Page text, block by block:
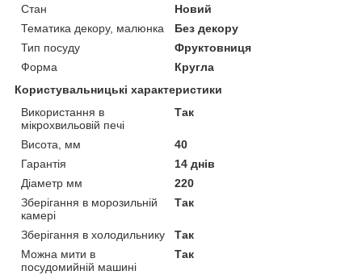
Стан
Новий
Тематика декору, малюнка
Без декору
Тип посуду
Фруктовниця
Форма
Кругла
Користувальницькі характеристики
Використання в
мікрохвильовій печі
Так
Висота, мм
40
Гарантія
14 днів
Діаметр мм
220
Зберігання в морозильній
камері
Так
Зберігання в холодильнику
Так
Можна мити в
посудомийній машині
Так